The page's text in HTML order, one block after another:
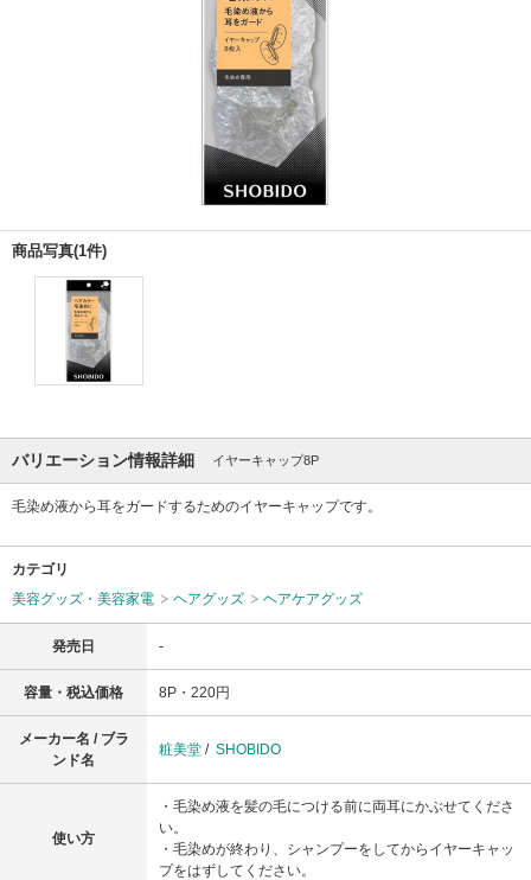
商品写真(1件)
バリエーション情報詳細 イヤーキャップ8P
毛染め液から耳をガードするためのイヤーキャップです。
カテゴリ
美容グッズ・美容家電
ヘアグッズ ヘアケアグッズ
発売日 -
容量・税込価格 8P・220円
メーカー名 / ブラ
ンド名
粧美堂 / SHOBIDO
使い方
・毛染め液を髪の毛につける前に両耳にかぶせてくださ
い。
・毛染めが終わり、シャンプーをしてからイヤーキャッ
プをはずしてください。